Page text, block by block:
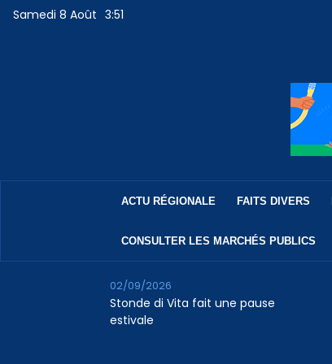
Samedi 8 Août 3:51
ACTU RÉGIONALE FAITS DIVERS
CONSULTER LES MARCHÉS PUBLICS
Stonde di Vita fait une pause
estivale
02/09/2026